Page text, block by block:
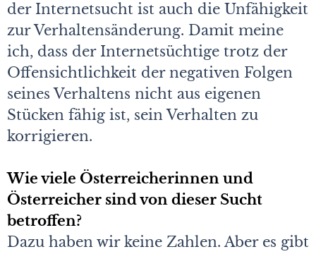
der Internetsucht ist auch die Unfähigkeit
zur Verhaltensänderung. Damit meine
ich, dass der Internetsüchtige trotz der
Offensichtlichkeit der negativen Folgen
seines Verhaltens nicht aus eigenen
Stücken fähig ist, sein Verhalten zu
korrigieren.
Wie viele Österreicherinnen und
Österreicher sind von dieser Sucht
betroffen?
Dazu haben wir keine Zahlen. Aber es gibt